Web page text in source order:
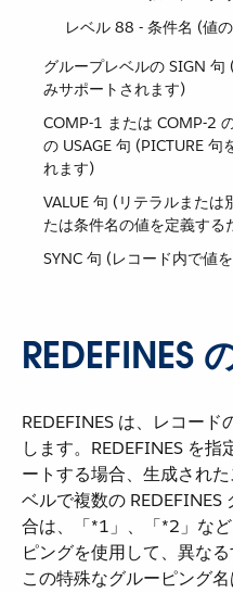
レベル 88 - 条件名 (値
グループレベルの SIGN 句
みサポートされます)
COMP-1 または COMP-2
の USAGE 句 (PICTURE
れます)
VALUE 句 (リテラルまたは
たは条件名の値を定義する
SYNC 句 (レコード内で値
REDEFINES
REDEFINES は、レコー
します。REDEFINES を
ートする場合、生成され
ベルで複数の
合は、「*1」、「*2」な
ピングを使用して、異な
この特殊なグルーピング